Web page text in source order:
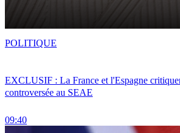
EXCLUSIF : La France et l'Espagne
controversée au SEAE
09:40
POLITIQUE